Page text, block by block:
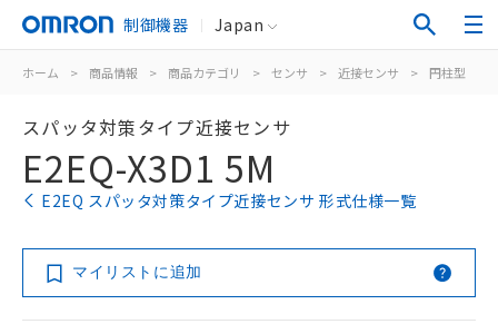
制御機器 Japan
ホーム > 商品情報 > 商品カテゴリ > センサ > 近接センサ > 円柱型
スパッタ対策タイプ近接センサ
E2EQ-X3D1 5M
E2EQ スパッタ対策タイプ近接センサ 形式仕様一覧
マイリストに追加